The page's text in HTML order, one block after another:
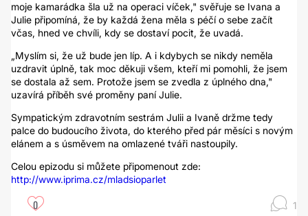
moje kamarádka šla už na operaci víček," svěřuje se Ivana a
Julie připomíná, že by každá žena měla s péčí o sebe začít
včas, hned ve chvíli, kdy se dostaví pocit, že uvadá.
„Myslím si, že už bude jen líp. A i kdybych se nikdy neměla
uzdravit úplně, tak moc děkuji všem, kteří mi pomohli, že jsem
se dostala až sem. Protože jsem se zvedla z úplného dna,"
uzavírá příběh své proměny paní Julie.
Sympatickým zdravotním sestrám Julii a Ivaně držme tedy
palce do budoucího života, do kterého před pár měsíci s novým
elánem a s úsměvem na omlazené tváři nastoupily.
Celou epizodu si můžete připomenout zde:
http://www.iprima.cz/mladsioparlet
0 1